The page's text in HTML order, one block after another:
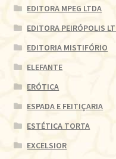
EDITORA MPEG LTDA
EDITORA PEIRÓPOLIS
EDITORIA MISTIFÓRIO
ELEFANTE
ERÓTICA
ESPADA E FEITIÇARIA
ESTÉTICA TORTA
EXCELSIOR